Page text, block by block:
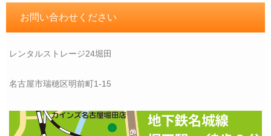
お問い合わせください
レンタルストレージ24堀田
名古屋市瑞穂区明前町1-15